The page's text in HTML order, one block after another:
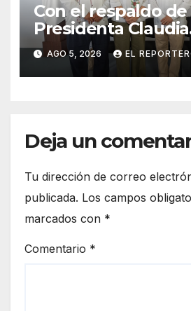
Con el respaldo de
Presidenta Claudia
Sheinbaum,
Maya fortalece la
familias yucatecas
AGO 5, 2026 EL
Deja un
Tu dirección de correo
publicada. Los campos
marcados con *
Comentario *